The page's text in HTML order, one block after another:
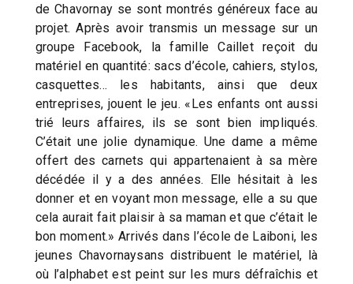
de Chavornay se sont montrés généreux face au
projet. Après avoir transmis un message sur un
groupe Facebook, la famille Caillet reçoit du
matériel en quantité: sacs d’école, cahiers, stylos,
casquettes… les habitants, ainsi que deux
entreprises, jouent le jeu. «Les enfants ont aussi
trié leurs affaires, ils se sont bien impliqués.
C’était une jolie dynamique. Une dame a même
offert des carnets qui appartenaient à sa mère
décédée il y a des années. Elle hésitait à les
donner et en voyant mon message, elle a su que
cela aurait fait plaisir à sa maman et que c’était le
bon moment.» Arrivés dans l’école de Laiboni, les
jeunes Chavornaysans distribuent le matériel, là
où l’alphabet est peint sur les murs défraîchis et